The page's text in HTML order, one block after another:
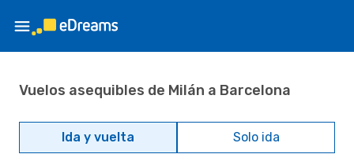
Vuelos asequibles de Milán a Barcelona
Ida y vuelta Solo ida